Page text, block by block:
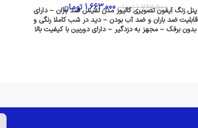
1,787,500 تومان 1,663,000تومان
پنل زنگ آیفون تصویری کالیوز مدل نفیس ضد باران – دارای
قابلیت ضد باران و ضد آب بودن – دید در شب کاملا رنگی و
بدون برفک – مجهز به دزدگیر – دارای دوربین با کیفیت بالا